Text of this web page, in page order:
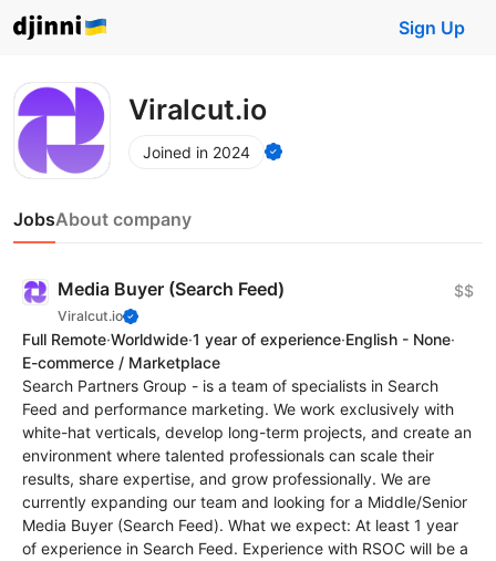
Sign Up
Viralcut.io
Joined in 2024
JobsAbout company
Media Buyer (Search Feed)
Viralcut.io
$$
Full Remote·Worldwide·1 year of experience·English - None·
E-commerce / Marketplace
Search Partners Group - is a team of specialists in Search
Feed and performance marketing. We work exclusively with
white-hat verticals, develop long-term projects, and create an
environment where talented professionals can scale their
results, share expertise, and grow professionally. We are
currently expanding our team and looking for a Middle/Senior
Media Buyer (Search Feed). What we expect: At least 1 year
of experience in Search Feed. Experience with RSOC will be a